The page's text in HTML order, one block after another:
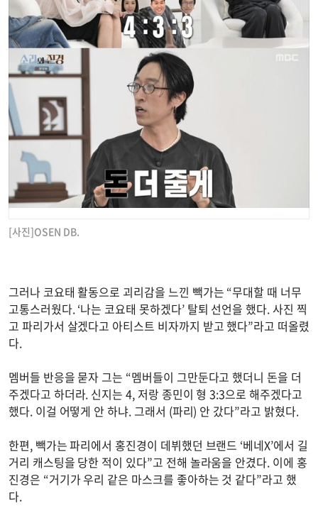
[사진]OSEN DB.
그러나 코요태 활동으로 괴리감을 느낀 빽가는 “무대할 때 너무
고통스러웠다. ‘나는 코요태 못하겠다’ 탈퇴 선언을 했다. 사진 찍
고 파리가서 살겠다고 아티스트 비자까지 받고 했다”라고 떠올렸
다.
멤버들 반응을 묻자 그는 “멤버들이 그만둔다고 했더니 돈을 더
주겠다고 하더라. 신지는 4, 저랑 종민이 형 3:3으로 해주겠다고
했다. 이걸 어떻게 안 하냐. 그래서 (파리) 안 갔다”라고 밝혔다.
한편, 빽가는 파리에서 홍진경이 데뷔했던 브랜드 ‘베네X’에서 길
거리 캐스팅을 당한 적이 있다”고 전해 놀라움을 안겼다. 이에 홍
진경은 “거기가 우리 같은 마스크를 좋아하는 것 같다”라고 했
다.